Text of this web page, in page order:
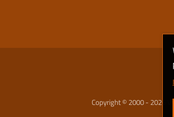
Copyright © 2000 - 2026